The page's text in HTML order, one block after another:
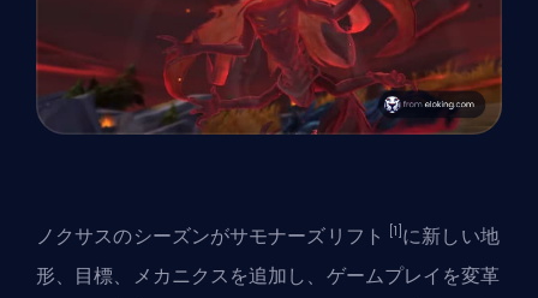
ノクサスのシーズンがサモナーズリフト [1] に新しい地
形、目標、メカニクスを追加し、ゲームプレイを変革